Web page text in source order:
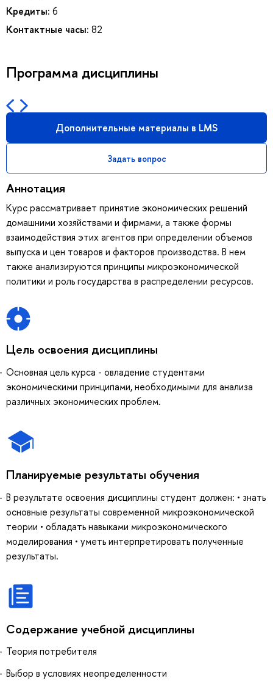
Кредиты: 6
Контактные часы: 82
Программа дисциплины
Дополнительные материалы в LMS
Задать вопрос
Аннотация
Курс рассматривает принятие экономических решений
домашними хозяйствами и фирмами, а также формы
взаимодействия этих агентов при определении объемов
выпуска и цен товаров и факторов производства. В нем
также анализируются принципы микроэкономической
политики и роль государства в распределении ресурсов.
Цель освоения дисциплины
Основная цель курса - овладение студентами
экономическими принципами, необходимыми для анализа
различных экономических проблем.
Планируемые результаты обучения
В результате освоения дисциплины студент должен: • знать
основные результаты современной микроэкономической
теории • обладать навыками микроэкономического
моделирования • уметь интерпретировать полученные
результаты.
Содержание учебной дисциплины
Теория потребителя
Выбор в условиях неопределенности